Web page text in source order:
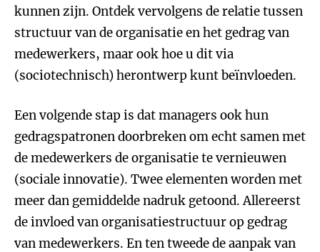
kunnen zijn. Ontdek vervolgens de relatie tussen
structuur van de organisatie en het gedrag van
medewerkers, maar ook hoe u dit via
(sociotechnisch) herontwerp kunt beïnvloeden.
Een volgende stap is dat managers ook hun
gedragspatronen doorbreken om echt samen met
de medewerkers de organisatie te vernieuwen
(sociale innovatie). Twee elementen worden met
meer dan gemiddelde nadruk getoond. Allereerst
de invloed van organisatiestructuur op gedrag
van medewerkers. En ten tweede de aanpak van